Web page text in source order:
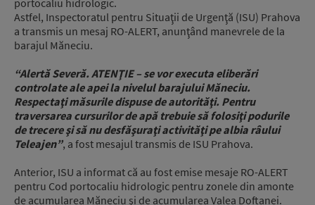
portocaliu hidrologic.
Astfel, Inspectoratul pentru Situaţii de Urgenţă (ISU) Prahova
a transmis un mesaj RO-ALERT, anunţând manevrele de la
barajul Măneciu.
“Alertă Severă. ATENŢIE – se vor executa eliberări
controlate ale apei la nivelul barajului Măneciu.
Respectaţi măsurile dispuse de autorităţi. Pentru
traversarea cursurilor de apă trebuie să folosiţi podurile
de trecere şi să nu desfăşuraţi activităţi pe albia râului
Teleajen”, a fost mesajul transmis de ISU Prahova.
Anterior, ISU a informat că au fost emise mesaje RO-ALERT
pentru Cod portocaliu hidrologic pentru zonele din amonte
de acumularea Măneciu şi de acumularea Valea Doftanei.